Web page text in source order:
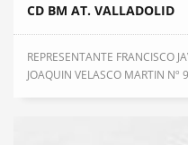
CD BM AT. VALLADOLID
REPRESENTANTE FRANCISCO
JOAQUIN VELASCO MARTIN